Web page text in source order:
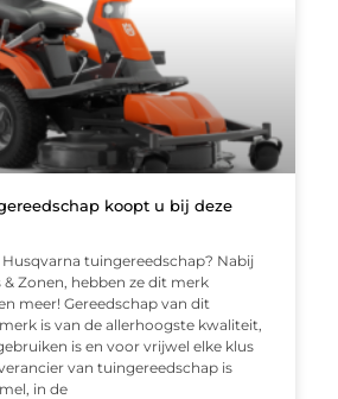
koopt u bij deze
tuingereedschap? Nabij
& Zonen, hebben ze dit merk
meer! Gereedschap van dit
is van de allerhoogste kwaliteit,
is en voor vrijwel elke klus
van tuingereedschap is
in de